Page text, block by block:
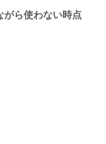
がら使わない時点